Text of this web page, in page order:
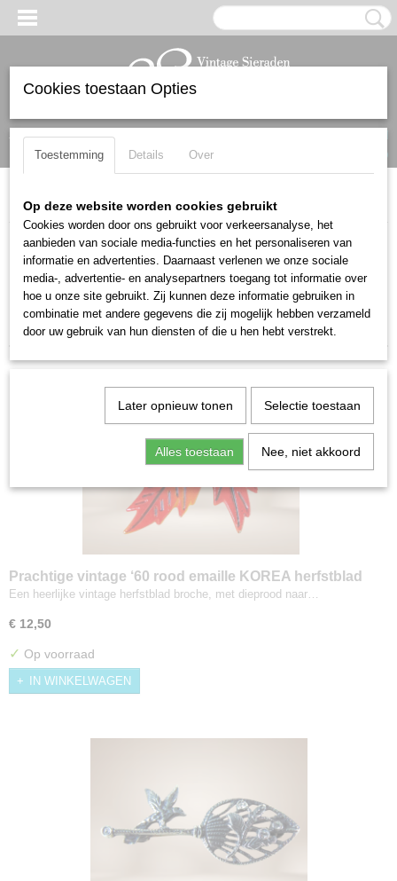
Inloggen Registreren
(0)
Home >Broches
Sorteer op:
« 1 2 3
Prachtige vintage ‘60 rood emaille KOREA herfstblad
broche
Een heerlijke vintage herfstblad broche, met dieprood naar…
€ 12,50
✓ Op voorraad
IN WINKELWAGEN
Cookies toestaan Opties
Toestemming Details Over
Op deze website worden cookies gebruikt
Cookies worden door ons gebruikt voor verkeersanalyse, het
aanbieden van sociale media-functies en het personaliseren van
informatie en advertenties. Daarnaast verlenen we onze sociale
media-, advertentie- en analysepartners toegang tot informatie over
hoe u onze site gebruikt. Zij kunnen deze informatie gebruiken in
combinatie met andere gegevens die zij mogelijk hebben verzameld
door uw gebruik van hun diensten of die u hen hebt verstrekt.
Later opnieuw tonen Selectie toestaan
Alles toestaan Nee, niet akkoord